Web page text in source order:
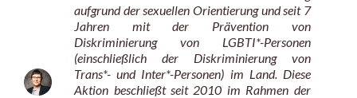
aufgrund der sexuellen Orientierung und seit 7
Jahren mit der Prävention von
Diskriminierung von LGBTI*-Personen
(einschließlich der Diskriminierung von
Trans*- und Inter*-Personen) im Land. Diese
Aktion beschließt seit 2010 im Rahmen der